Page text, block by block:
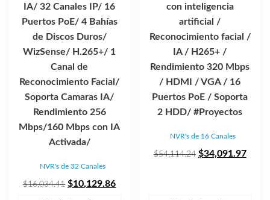
IA/ 32 Canales IP/ 16
Puertos PoE/ 4 Bahías
de Discos Duros/
WizSense/ H.265+/ 1
Canal de
Reconocimiento Facial/
Soporta Camaras IA/
Rendimiento 256
Mbps/160 Mbps con IA
Activada/
NVR's de 32 Canales
$16,034.41 El
$10,129.86El
con inteligencia
artificial /
Reconocimiento facial /
IA / H265+ /
Rendimiento 320 Mbps
/ HDMI / VGA / 16
Puertos PoE / Soporta
2 HDD/ #Proyectos
NVR's de 16 Canales
$54,114.24 El
$34,091.97El